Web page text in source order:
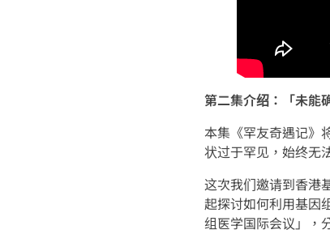
第二集介绍：「未能
本集《罕友奇遇记》
状过于罕见，始终无
这次我们邀请到香港
起探讨如何利用基因
组医学国际会议」，